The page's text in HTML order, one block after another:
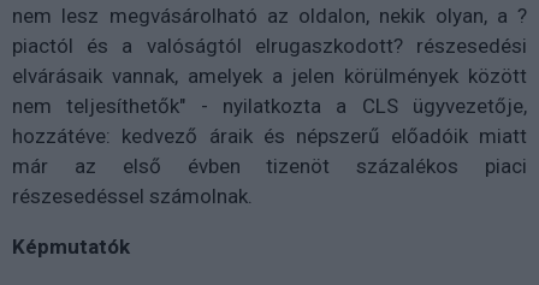
nem lesz megvásárolható az oldalon, nekik olyan, a ?
piactól és a valóságtól elrugaszkodott? részesedési
elvárásaik vannak, amelyek a jelen körülmények között
nem teljesíthetők" - nyilatkozta a CLS ügyvezetője,
hozzátéve: kedvező áraik és népszerű előadóik miatt
már az első évben tizenöt százalékos piaci
részesedéssel számolnak.
Képmutatók